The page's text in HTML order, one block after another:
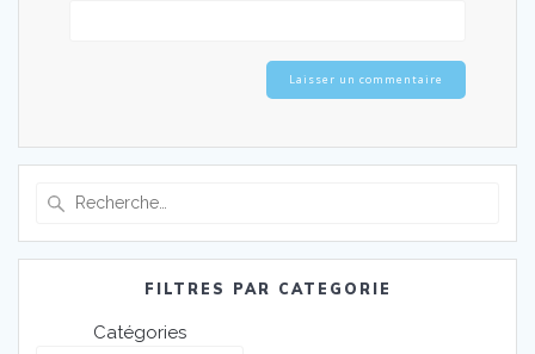
FILTRES PAR CATEGORIE
Catégories